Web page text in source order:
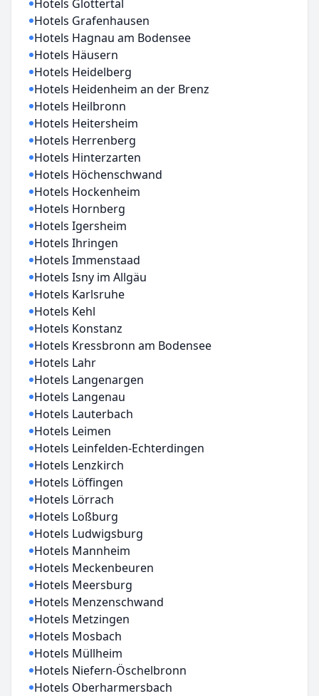
Hotels Glottertal
Hotels Grafenhausen
Hotels Hagnau am Bodensee
Hotels Häusern
Hotels Heidelberg
Hotels Heidenheim an der Brenz
Hotels Heilbronn
Hotels Heitersheim
Hotels Herrenberg
Hotels Hinterzarten
Hotels Höchenschwand
Hotels Hockenheim
Hotels Hornberg
Hotels Igersheim
Hotels Ihringen
Hotels Immenstaad
Hotels Isny im Allgäu
Hotels Karlsruhe
Hotels Kehl
Hotels Konstanz
Hotels Kressbronn am Bodensee
Hotels Lahr
Hotels Langenargen
Hotels Langenau
Hotels Lauterbach
Hotels Leimen
Hotels Leinfelden-Echterdingen
Hotels Lenzkirch
Hotels Löffingen
Hotels Lörrach
Hotels Loßburg
Hotels Ludwigsburg
Hotels Mannheim
Hotels Meckenbeuren
Hotels Meersburg
Hotels Menzenschwand
Hotels Metzingen
Hotels Mosbach
Hotels Müllheim
Hotels Niefern-Öschelbronn
Hotels Oberharmersbach